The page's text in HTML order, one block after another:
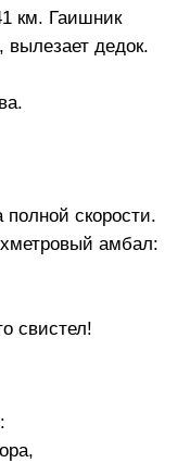
км. Гаишник
вылезает дедок.
скорости.
амбал:
свистел!